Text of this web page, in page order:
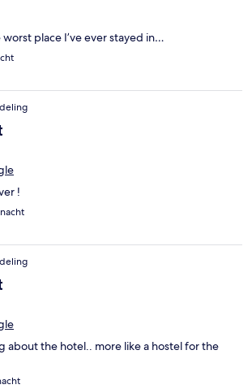
place I’ve ever stayed in…
!
about the hotel.. more like a hostel for the